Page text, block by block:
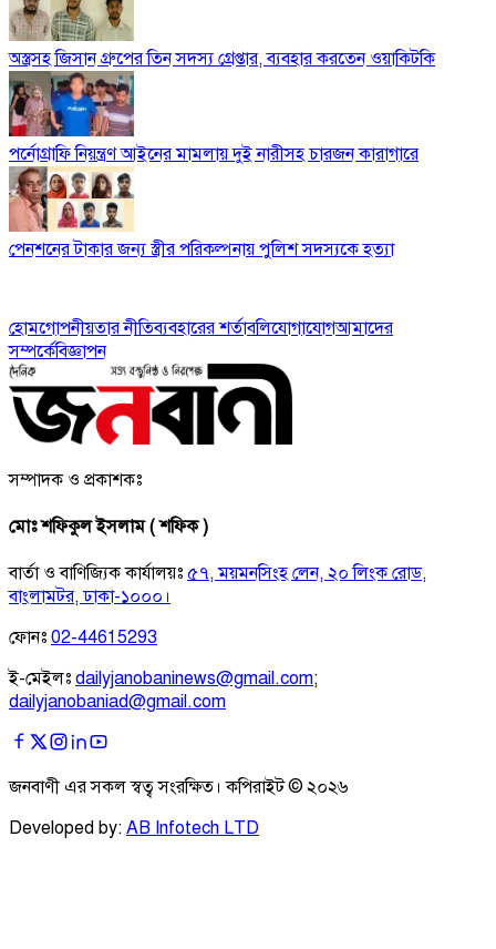
অস্ত্রসহ জিসান গ্রুপের তিন সদস্য গ্রেপ্তার, ব্যবহার করতেন ওয়াকিটকি
পর্নোগ্রাফি নিয়ন্ত্রণ আইনের মামলায় দুই নারীসহ চারজন কারাগারে
পেনশনের টাকার জন্য স্ত্রীর পরিকল্পনায় পুলিশ সদস্যকে হত্যা
হোমগোপনীয়তার নীতিব্যবহারের শর্তাবলিযোগাযোগআমাদের
সম্পর্কেবিজ্ঞাপন
সম্পাদক ও প্রকাশকঃ
মোঃ শফিকুল ইসলাম ( শফিক )
বার্তা ও বাণিজ্যিক কার্যালয়ঃ ৫৭, ময়মনসিংহ লেন, ২০ লিংক রোড,
বাংলামটর, ঢাকা-১০০০।
ফোনঃ 02-44615293
ই-মেইলঃ dailyjanobaninews@gmail.com;
dailyjanobaniad@gmail.com
জনবাণী এর সকল স্বত্ব সংরক্ষিত। কপিরাইট © ২০২৬
Developed by: AB Infotech LTD